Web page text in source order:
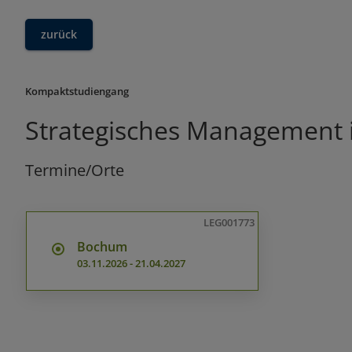
zurück
Kompaktstudiengang
Strategisches
Termine/Orte
LEG001773
Bochum
03.11.2026-21.04.2027